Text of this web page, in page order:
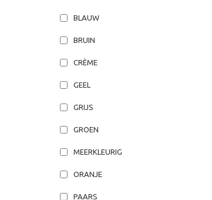
BLAUW
BRUIN
CRÈME
GEEL
GRIJS
GROEN
MEERKLEURIG
ORANJE
PAARS